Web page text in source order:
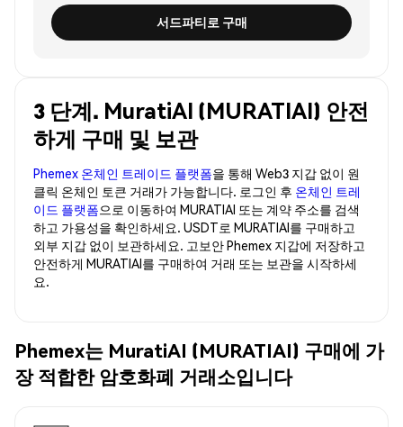
서드파티로 구매
3 단계. MuratiAI (MURATIAI) 안전
하게 구매 및 보관
Phemex 온체인 트레이드 플랫폼을 통해 Web3 지갑 없이 원
클릭 온체인 토큰 거래가 가능합니다. 로그인 후 온체인 트레
이드 플랫폼으로 이동하여 MURATIAI 또는 계약 주소를 검색
하고 가용성을 확인하세요. USDT로 MURATIAI를 구매하고
외부 지갑 없이 보관하세요. 고보안 Phemex 지갑에 저장하고
안전하게 MURATIAI를 구매하여 거래 또는 보관을 시작하세
요.
Phemex는 MuratiAI (MURATIAI) 구매에 가
장 적합한 암호화폐 거래소입니다